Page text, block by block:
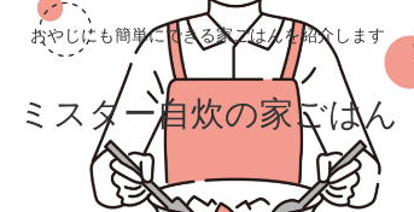
おやじにも簡単にできる家ごはんを紹介します
ミスター自炊の家ごはん